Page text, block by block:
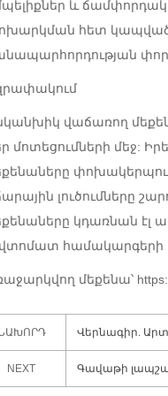
և
հետ կապված
վաճառող
մոտեցումների մեջ:
լուծումները
կդառնան էլ
համակարգերի
մեքենա՝ https://
Վերնագիր.
NEXT Գավաթի